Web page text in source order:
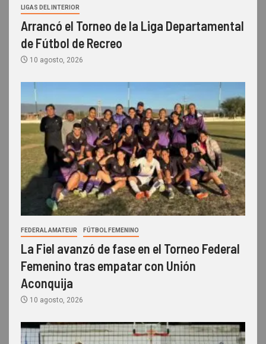
LIGAS DEL INTERIOR
Arrancó el Torneo de la Liga Departamental
de Fútbol de Recreo
10 agosto, 2026
FEDERAL AMATEUR FÚTBOL FEMENINO
La Fiel avanzó de fase en el Torneo Federal
Femenino tras empatar con Unión
Aconquija
10 agosto, 2026